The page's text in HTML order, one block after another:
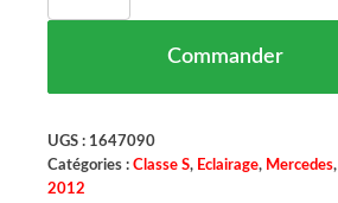
Commander
UGS : 1647090
Catégories : Classe S, Eclairage, Mercedes,
2012